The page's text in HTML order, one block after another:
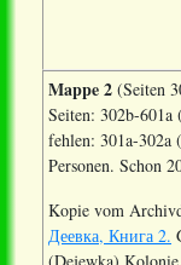
Mappe 2 (Seiten
Seiten: 302b-
fehlen: 301a-302a
Personen. Schon
Kopie vom
Деевка, Книга 2.